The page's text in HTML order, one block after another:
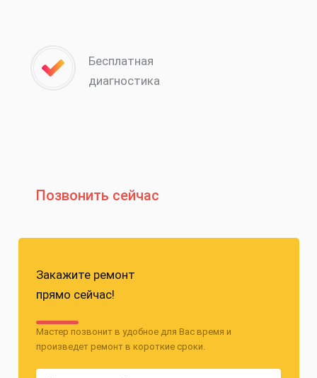
Бесплатная
диагностика
Позвонить сейчас
Закажите ремонт
прямо сейчас!
Мастер позвонит в удобное для Вас время и
произведет ремонт в короткие сроки.